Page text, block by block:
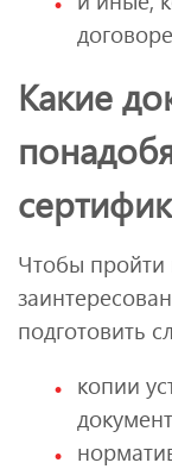
Какие
Чтобы пройти
подготовить
копии